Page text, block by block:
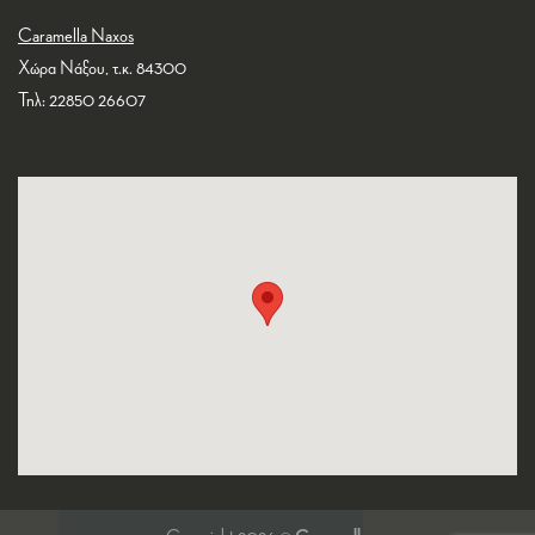
Caramella Naxos
Χώρα Νάξου, τ.κ. 84300
Τηλ: 22850 26607